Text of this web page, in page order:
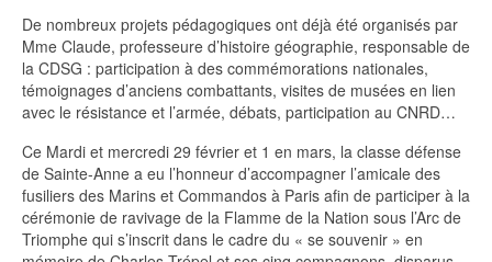
De nombreux projets pédagogiques ont déjà été organisés par
Mme Claude, professeure d’histoire géographie, responsable de
la CDSG : participation à des commémorations nationales,
témoignages d’anciens combattants, visites de musées en lien
avec le résistance et l’armée, débats, participation au CNRD…
Ce Mardi et mercredi 29 février et 1 en mars, la classe défense
de Sainte-Anne a eu l’honneur d’accompagner l’amicale des
fusiliers des Marins et Commandos à Paris afin de participer à la
cérémonie de ravivage de la Flamme de la Nation sous l’Arc de
Triomphe qui s’inscrit dans le cadre du « se souvenir » en